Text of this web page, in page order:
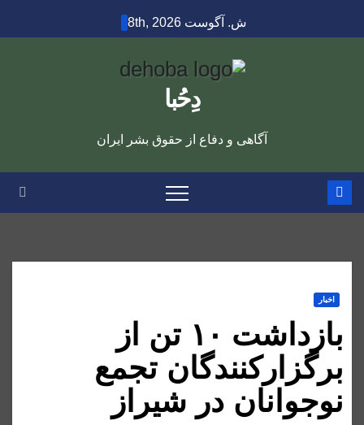
to
ش. آگوست 8th, 2026
دِحُبا
آگاهی و دفاع از حقوق بشر ایران
اخبار
بازداشت ۱۰ تن از
برگزارکنندگان تجمع
نوجوانان در شیراز